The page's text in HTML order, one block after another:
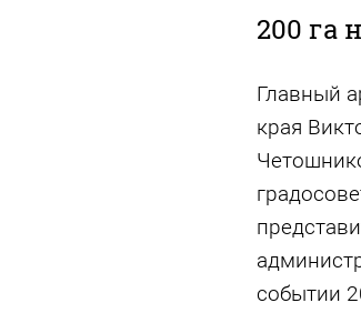
200 га
Главный
края
событии